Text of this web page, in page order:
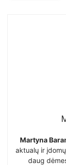
Martyna
aktualų ir
daug